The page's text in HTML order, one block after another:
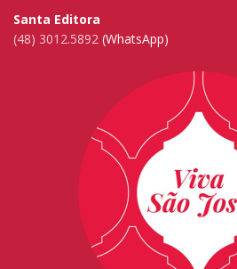
Santa Editora
(48) 3012.5892 (WhatsApp)